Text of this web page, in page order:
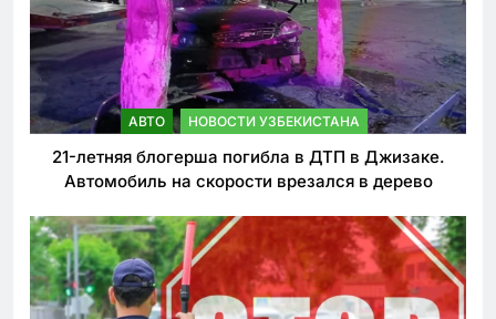
АВТО НОВОСТИ УЗБЕКИСТАНА
21-летняя блогерша погибла в ДТП в Джизаке.
Автомобиль на скорости врезался в дерево